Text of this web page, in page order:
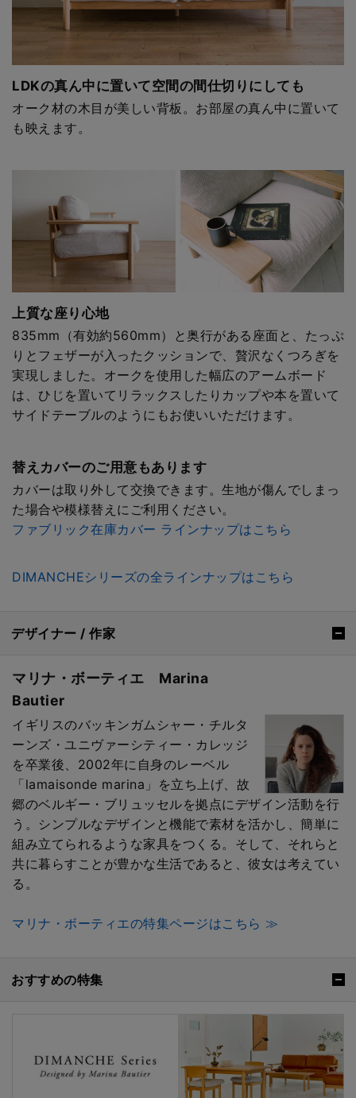
LDKの真ん中に置いて空間の間仕切りにしても
オーク材の木目が美しい背板。お部屋の真ん中に置いて
も映えます。
上質な座り心地
835mm（有効約560mm）と奥行がある座面と、たっぷ
りとフェザーが入ったクッションで、贅沢なくつろぎを
実現しました。オークを使用した幅広のアームボード
は、ひじを置いてリラックスしたりカップや本を置いて
サイドテーブルのようにもお使いいただけます。
替えカバーのご用意もあります
カバーは取り外して交換できます。生地が傷んでしまっ
た場合や模様替えにご利用ください。
ファブリック在庫カバー ラインナップはこちら
DIMANCHEシリーズの全ラインナップはこちら
デザイナー / 作家
マリナ・ボーティエ Marina
Bautier
イギリスのバッキンガムシャー・チルタ
ーンズ・ユニヴァーシティー・カレッジ
を卒業後、2002年に自身のレーベル
「lamaisonde marina」を立ち上げ、故
郷のベルギー・ブリュッセルを拠点にデザイン活動を行
う。シンプルなデザインと機能で素材を活かし、簡単に
組み立てられるような家具をつくる。そして、それらと
共に暮らすことが豊かな生活であると、彼女は考えてい
る。
マリナ・ボーティエの特集ページはこちら ≫
おすすめの特集